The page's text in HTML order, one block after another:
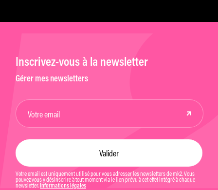
Inscrivez-vous à la newsletter
Gérer mes newsletters
Votre email est uniquement utilisé pour vous adresser les newsletters de mk2. Vous
pouvez vous y désinscrire à tout moment via le lien prévu à cet effet intégré à chaque
newsletter. Informations légales